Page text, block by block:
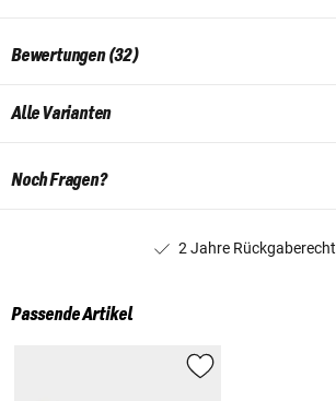
Bewertungen (32)
Alle Varianten
Noch Fragen?
2 Jahre Rückgaberecht
Passende Artikel